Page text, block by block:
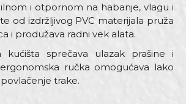
i otpornom na habanje, vlagu i
od izdržljivog PVC materijala pruža
i produžava radni vek alata.
kućišta sprečava ulazak prašine i
ručka omogućava lako
trake.